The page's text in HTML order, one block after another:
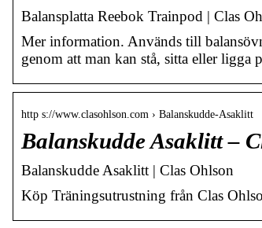
Balansplatta Reebok Trainpod | Clas
Mer information. Används till
genom att man kan stå, sitta eller
http s://www.clasohlson.com › Balanskudde-Asaklitt
Balanskudde Asaklitt –
Balanskudde Asaklitt | Clas Ohlson
Köp Träningsutrustning från Clas